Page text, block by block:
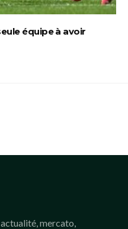
équipe à avoir
mercato,